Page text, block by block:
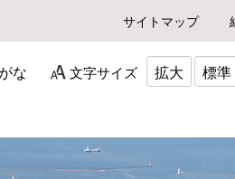
サイトマップ
な 文字サイズ 拡大 標準